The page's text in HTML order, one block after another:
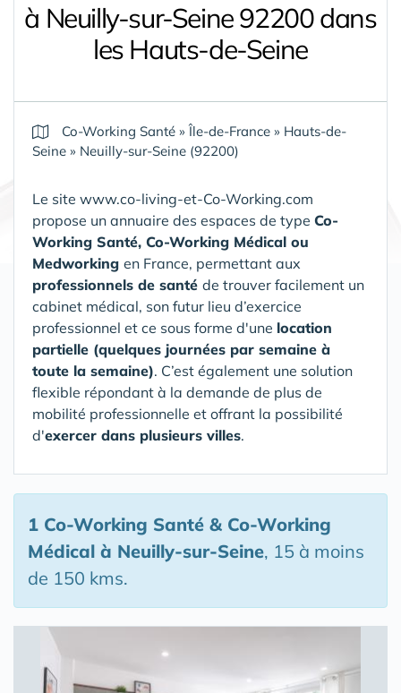
à Neuilly-sur-Seine 92200 dans
les Hauts-de-Seine
Co-Working Santé »Île-de-France » Hauts-de-
Seine » Neuilly-sur-Seine (92200)
Le site www.co-living-et-Co-Working.com
propose un annuaire des espaces de type Co-
Working Santé, Co-Working Médical ou
Medworking en France, permettant aux
professionnels de santé de trouver facilement un
cabinet médical, son futur lieu d’exercice
professionnel et ce sous forme d'une location
partielle (quelques journées par semaine à
toute la semaine). C’est également une solution
flexible répondant à la demande de plus de
mobilité professionnelle et offrant la possibilité
d'exercer dans plusieurs villes.
1 Co-Working Santé & Co-Working
Médical à Neuilly-sur-Seine, 15 à moins
de 150 kms.